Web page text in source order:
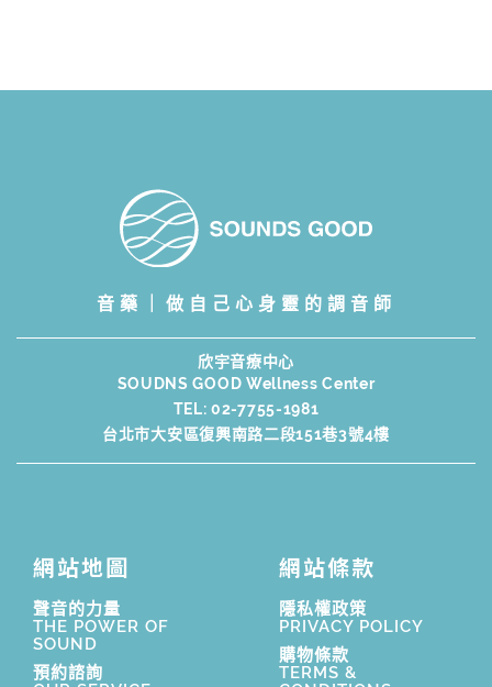
音藥｜做自己心身靈的調音師
欣宇音療中心
SOUDNS GOOD Wellness Center
TEL:02-7755-1981
台北市大安區復興南路二段151巷3號4樓
網站地圖
聲音的力量
THE POWER OF
SOUND
預約諮詢
網站條款
隱私權政策
PRIVACY POLICY
購物條款
TERMS &